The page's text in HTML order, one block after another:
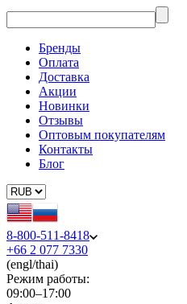
Бренды
Оплата
Доставка
Акции
Новинки
Отзывы
Оптовым покупателям
Контакты
Блог
8-800-511-8418
+66 2 077 7330
(engl/thai)
Режим работы:
09:00–17:00